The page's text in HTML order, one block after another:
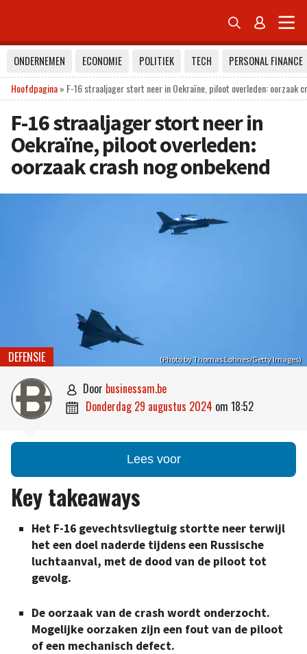
 
ONDERNEMEN ECONOMIE POLITIEK TECH
PERSONAL FINANCE
Hoofdpagina» F-16 straaljager stort neer in Oekraïne, piloot overleden: oorzaak
F-16 straaljager stort neer in
Oekraïne, piloot overleden:
oorzaak crash nog onbekend
(Photo by Thomas Lohnes/Getty Images)
DEFENSIE
 door businessam.be
 donderdag 29 augustus 2024 om 18:52
Lees voor
Key takeaways
Het F-16 gevechtsvliegtuig stortte neer terwijl
het een doel naderde tijdens een Russische
luchtaanval, met de dood van de piloot tot
gevolg.
De oorzaak van de crash wordt onderzocht.
Mogelijke oorzaken zijn een fout van de piloot
of een mechanisch defect.